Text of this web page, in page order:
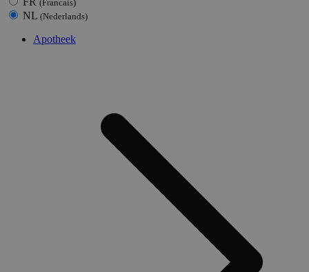
(Francais)
NL (Nederlands)
Apotheek